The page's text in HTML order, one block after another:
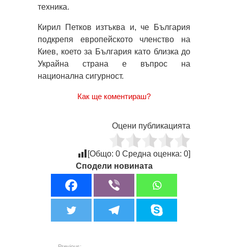
техника.
Кирил Петков изтъква и, че България
подкрепя европейското членство на
Киев, което за България като близка до
Украйна страна е въпрос на
национална сигурност.
Как ще коментираш?
Оцени публикацията
[Общо: 0 Средна оценка: 0]
Сподели новината